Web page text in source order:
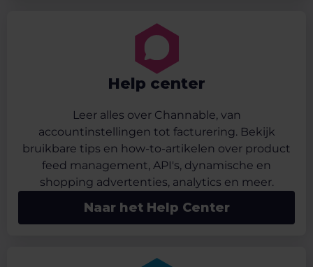
Help center
Leer alles over Channable, van
accountinstellingen tot facturering. Bekijk
bruikbare tips en how-to-artikelen over product
feed management, API's, dynamische en
shopping advertenties, analytics en meer.
Naar het Help Center